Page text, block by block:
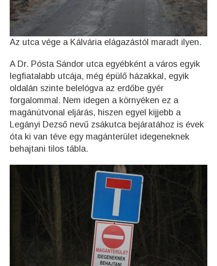
Az utca vége a Kálvária elágazástól maradt ilyen.
A Dr. Pósta Sándor utca egyébként a város egyik
legfiatalabb utcája, még épülő házakkal, egyik
oldalán szinte belelógva az erdőbe gyér
forgalommal. Nem idegen a környéken ez a
magánútvonal eljárás, hiszen egyel kijjebb a
Legányi Dezső nevű zsákutca bejáratához is évek
óta ki van téve egy magánterület idegeneknek
behajtani tilos tábla.